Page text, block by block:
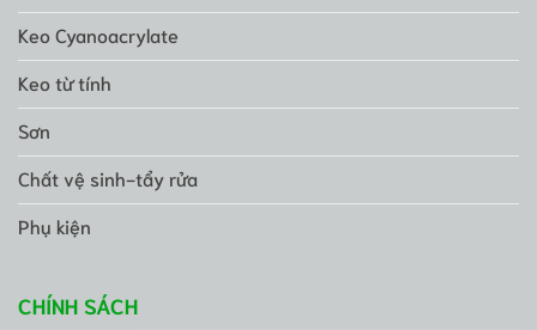
Keo Cyanoacrylate
Keo từ tính
Sơn
Chất vệ sinh-tẩy rửa
Phụ kiện
CHÍNH SÁCH